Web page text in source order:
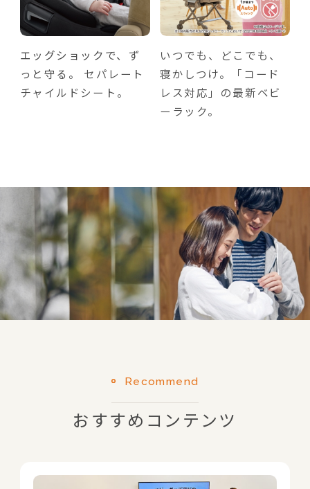
エッグショックで、ず
っと守る。
セパレート
チャイルドシート。
いつでも、どこでも、
寝かしつけ。「コード
レス対応」の最新ベビ
ーラック。
Recommend
おすすめコンテンツ